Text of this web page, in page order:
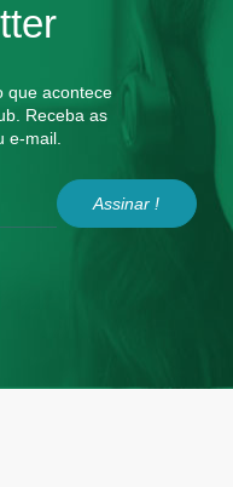
que acontece
Receba as
e-mail.
Assinar !